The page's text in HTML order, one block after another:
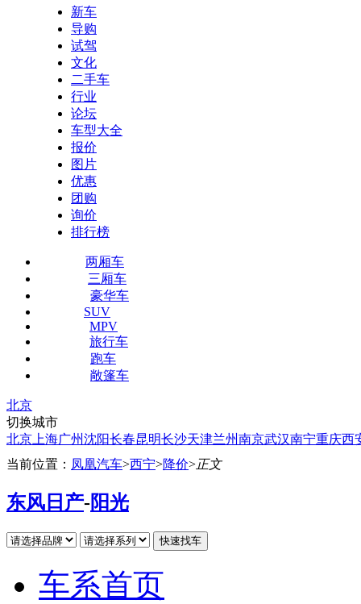
新车
导购
试驾
文化
二手车
行业
论坛
车型大全
报价
图片
优惠
团购
询价
排行榜
两厢车
三厢车
豪华车
SUV
MPV
旅行车
跑车
敞篷车
北京
切换城市
北京 上海广州沈阳长春昆明长沙天津兰州南京武汉南宁重庆西
当前位置： 凤凰汽车>西宁>降价>正文
东风日产-阳光
车系首页